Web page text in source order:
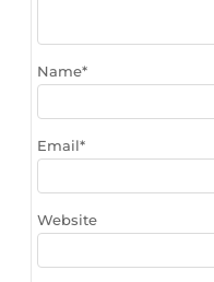
Name*
Email*
Website